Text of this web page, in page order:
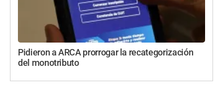
Pidieron a ARCA prorrogar la recategorización
del monotributo